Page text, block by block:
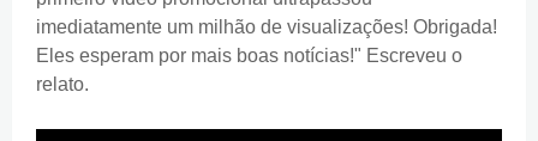
imediatamente um milhão de visualizações! Obrigada!
Eles esperam por mais boas notícias!" Escreveu o
relato.